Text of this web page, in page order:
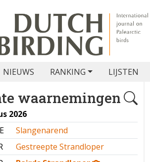
NIEUWS RANKING LIJSTEN
waarnemingen
2026
Slangenarend
Gestreepte Strandloper